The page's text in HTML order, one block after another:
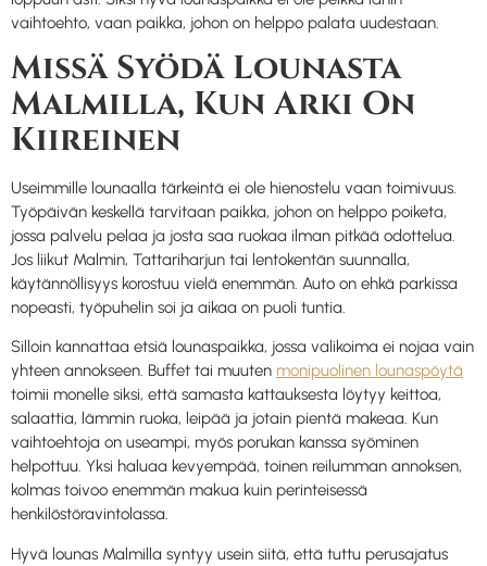
vaihtoehto, vaan paikka, johon on helppo palata uudestaan.
Missä Syödä Lounasta
Malmilla, Kun Arki On
Kiireinen
Useimmille lounaalla tärkeintä ei ole hienostelu vaan toimivuus.
Työpäivän keskellä tarvitaan paikka, johon on helppo poiketa,
jossa palvelu pelaa ja josta saa ruokaa ilman pitkää odottelua.
Jos liikut Malmin, Tattariharjun tai lentokentän suunnalla,
käytännöllisyys korostuu vielä enemmän. Auto on ehkä parkissa
nopeasti, työpuhelin soi ja aikaa on puoli tuntia.
Silloin kannattaa etsiä lounaspaikka, jossa valikoima ei nojaa vain
yhteen annokseen. Buffet tai muuten monipuolinen lounaspöytä
toimii monelle siksi, että samasta kattauksesta löytyy keittoa,
salaattia, lämmin ruoka, leipää ja jotain pientä makeaa. Kun
vaihtoehtoja on useampi, myös porukan kanssa syöminen
helpottuu. Yksi haluaa kevyempää, toinen reilumman annoksen,
kolmas toivoo enemmän makua kuin perinteisessä
henkilöstöravintolassa.
Hyvä lounas Malmilla syntyy usein siitä, että tuttu perusajatus